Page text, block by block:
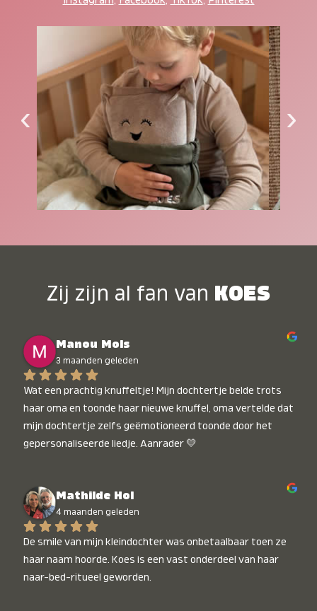
‹ ›
Zij zijn al fan van KOES
Manou Mols
3 maanden geleden
Wat een prachtig knuffeltje! Mijn dochtertje belde trots
haar oma en toonde haar nieuwe knuffel, oma vertelde dat
mijn dochtertje zelfs geëmotioneerd toonde door het
gepersonaliseerde liedje. Aanrader 💛
Mathilde Hol
4 maanden geleden
De smile van mijn kleindochter was onbetaalbaar toen ze
haar naam hoorde. Koes is een vast onderdeel van haar
naar-bed-ritueel geworden.